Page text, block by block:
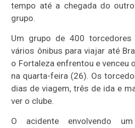
tempo até a chegada do
grupo.
Um grupo de 400
vários ônibus para viajar até
o Fortaleza enfrentou e venceu
na quarta-feira (26). Os
dias de viagem, três de ida e
ver o clube.
O acidente envolvendo